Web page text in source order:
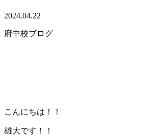
2024.04.22
府中校ブログ
こんにちは！！
雄大です！！